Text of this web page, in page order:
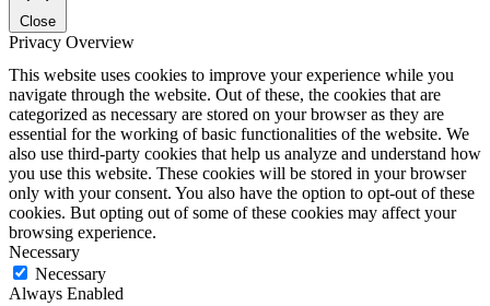
Close
Privacy Overview
This website uses cookies to improve your experience while you
navigate through the website. Out of these, the cookies that are
categorized as necessary are stored on your browser as they are
essential for the working of basic functionalities of the website. We
also use third-party cookies that help us analyze and understand how
you use this website. These cookies will be stored in your browser
only with your consent. You also have the option to opt-out of these
cookies. But opting out of some of these cookies may affect your
browsing experience.
Necessary
Necessary
Always Enabled